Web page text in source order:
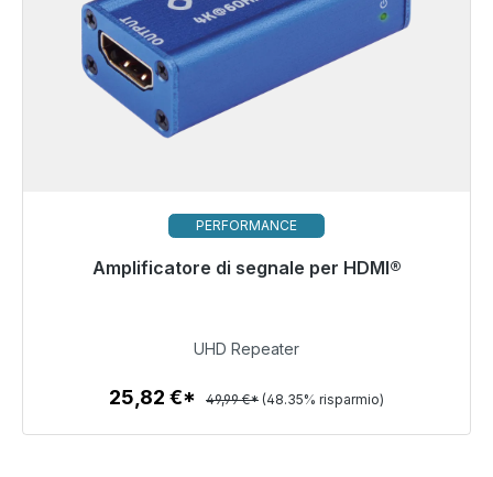
PERFORMANCE
Amplificatore di segnale per HDMI®
Pronto per la spedizione immediata, tempo di
25,82 €
Dettagli
UHD Repeater
25,82 €* 49,99 €* (48.35% risparmio)